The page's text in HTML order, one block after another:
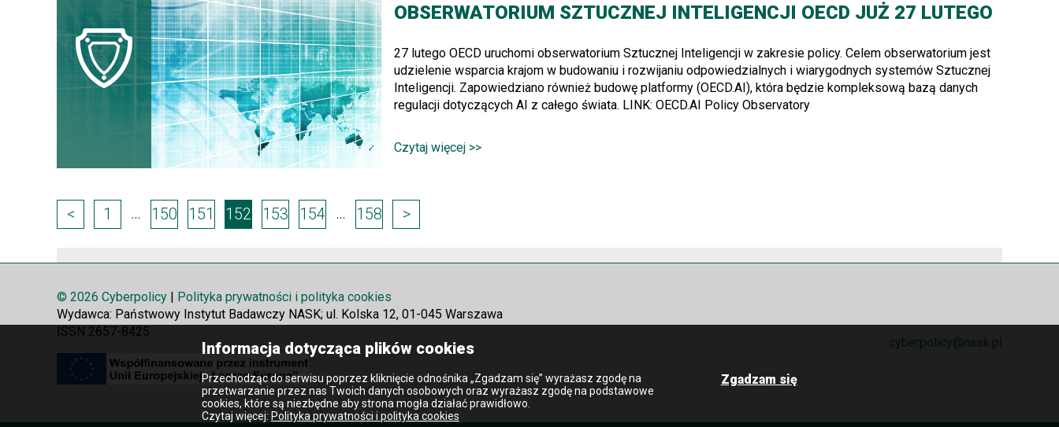
OBSERWATORIUM SZTUCZNEJ INTELIGENCJI OECD JUŻ 27 LUTEGO
27 lutego OECD uruchomi obserwatorium Sztucznej Inteligencji w zakresie policy. Celem obserwatorium jest
udzielenie wsparcia krajom w budowaniu i rozwijaniu odpowiedzialnych i wiarygodnych systemów Sztucznej
Inteligencji. Zapowiedziano również budowę platformy (OECD.AI), która będzie kompleksową bazą danych
regulacji dotyczących AI z całego świata. LINK: OECD.AI Policy Observatory
Czytaj więcej >>
Page
< 1 … 150 151 152 153 154 … 158 >
© 2026 Cyberpolicy | Polityka prywatności i polityka cookies
Wydawca: Państwowy Instytut Badawczy NASK; ul. Kolska 12, 01-045 Warszawa
ISSN 2657-8425
cyberpolicy@nask.pl
Informacja dotycząca plików cookies
Przechodząc do serwisu poprzez kliknięcie odnośnika „Zgadzam się” wyrażasz zgodę na
przetwarzanie przez nas Twoich danych osobowych oraz wyrażasz zgodę na podstawowe
cookies, które są niezbędne aby strona mogła działać prawidłowo.
Czytaj więcej: Polityka prywatności i polityka cookies
Zgadzam się